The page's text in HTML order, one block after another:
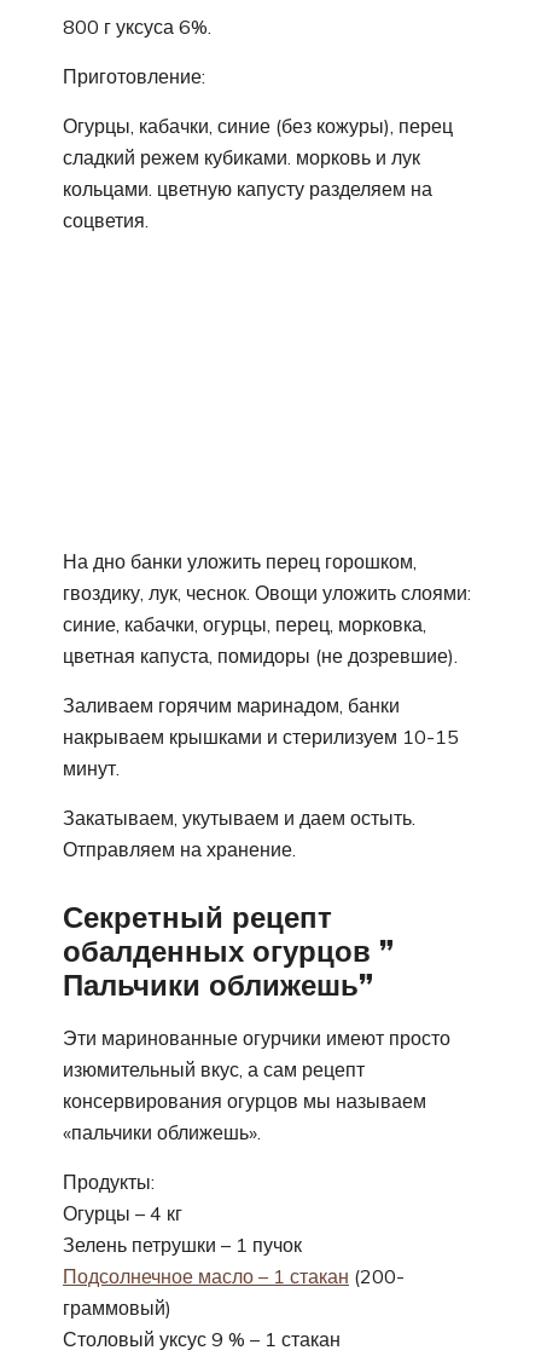
800 г уксуса 6%.
Приготовление:
Огурцы, кабачки, синие (без кожуры), перец
сладкий режем кубиками. морковь и лук
кольцами. цветную капусту разделяем на
соцветия.
На дно банки уложить перец горошком,
гвоздику, лук, чеснок. Овощи уложить слоями:
синие, кабачки, огурцы, перец, морковка,
цветная капуста, помидоры (не дозревшие).
Заливаем горячим маринадом, банки
накрываем крышками и стерилизуем 10-15
минут.
Закатываем, укутываем и даем остыть.
Отправляем на хранение.
Секретный рецепт
обалденных огурцов ”
Пальчики оближешь”
Эти маринованные огурчики имеют просто
изюмительный вкус, а сам рецепт
консервирования огурцов мы называем
«пальчики оближешь».
Продукты:
Огурцы – 4 кг
Зелень петрушки – 1 пучок
Подсолнечное масло – 1 стакан (200-
граммовый)
Столовый уксус 9 % – 1 стакан